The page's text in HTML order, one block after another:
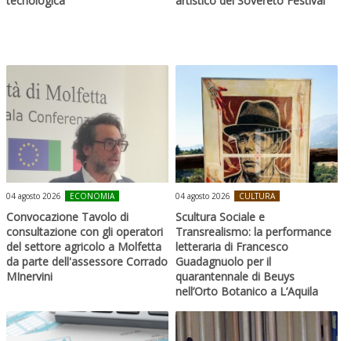
04 agosto 2026 ECONOMIA
Convocazione Tavolo di
consultazione con gli operatori
del settore agricolo a Molfetta
da parte dell'assessore Corrado
MInervini
04 agosto 2026 CULTURA
Scultura Sociale e
Transrealismo: la performance
letteraria di Francesco
Guadagnuolo per il
quarantennale di Beuys
nell’Orto Botanico a L’Aquila